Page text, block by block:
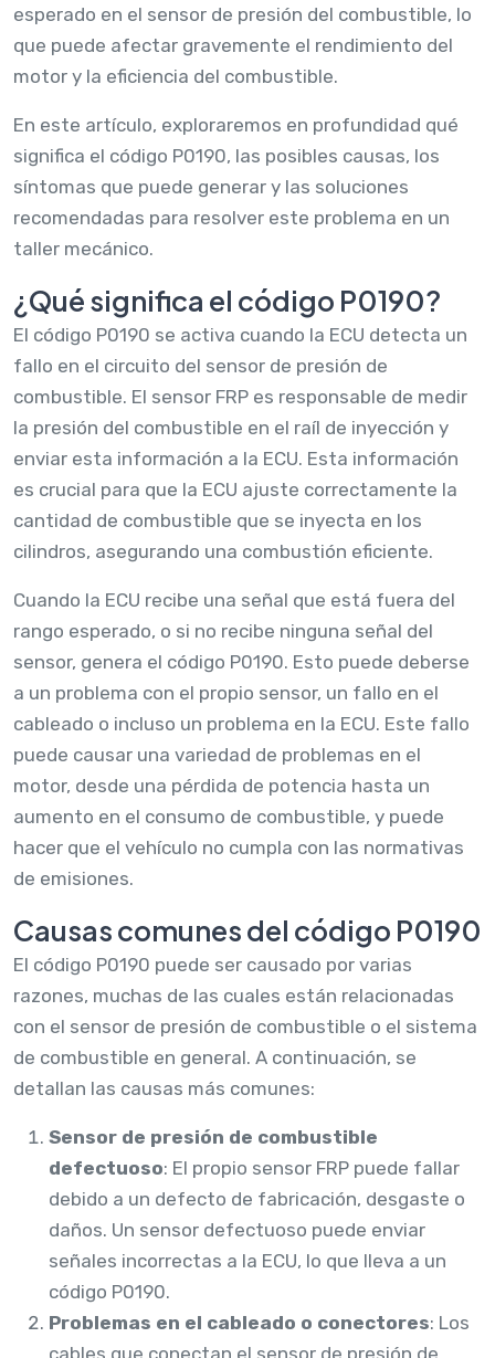
esperado en el sensor de presión del combustible, lo
que puede afectar gravemente el rendimiento del
motor y la eficiencia del combustible.
En este artículo, exploraremos en profundidad qué
significa el código P0190, las posibles causas, los
síntomas que puede generar y las soluciones
recomendadas para resolver este problema en un
taller mecánico.
¿Qué significa el código P0190?
El código P0190 se activa cuando la ECU detecta un
fallo en el circuito del sensor de presión de
combustible. El sensor FRP es responsable de medir
la presión del combustible en el raíl de inyección y
enviar esta información a la ECU. Esta información
es crucial para que la ECU ajuste correctamente la
cantidad de combustible que se inyecta en los
cilindros, asegurando una combustión eficiente.
Cuando la ECU recibe una señal que está fuera del
rango esperado, o si no recibe ninguna señal del
sensor, genera el código P0190. Esto puede deberse
a un problema con el propio sensor, un fallo en el
cableado o incluso un problema en la ECU. Este fallo
puede causar una variedad de problemas en el
motor, desde una pérdida de potencia hasta un
aumento en el consumo de combustible, y puede
hacer que el vehículo no cumpla con las normativas
de emisiones.
Causas comunes del código P0190
El código P0190 puede ser causado por varias
razones, muchas de las cuales están relacionadas
con el sensor de presión de combustible o el sistema
de combustible en general. A continuación, se
detallan las causas más comunes:
Sensor de presión de combustible
defectuoso: El propio sensor FRP puede fallar
debido a un defecto de fabricación, desgaste o
daños. Un sensor defectuoso puede enviar
señales incorrectas a la ECU, lo que lleva a un
código P0190.
Problemas en el cableado o conectores: Los
cables que conectan el sensor de presión de